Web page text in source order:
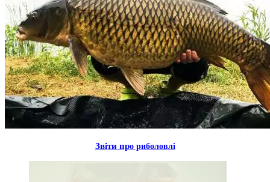
Звiти про риболовлi